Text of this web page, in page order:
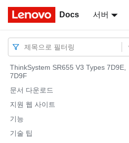
Docs 서버
Docs
제목으로 필터링
ThinkSystem SR655 V3 Types 7D9E,
7D9F
문서 다운로드
지원 웹 사이트
기능
기술 팁